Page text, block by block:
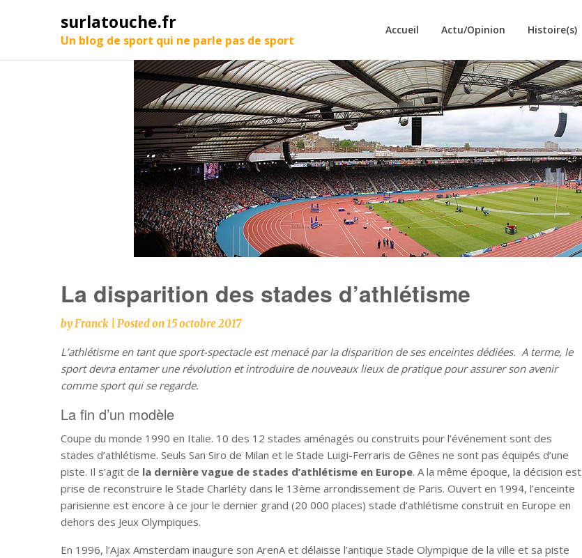
surlatouche.fr
Un blog de sport qui ne parle pas de sport
Accueil Actu/Opinion Histoire(s)
La disparition des stades d’athlétisme
byFranck Posted on15 octobre 2017
L’athlétisme en tant que sport-spectacle est menacé par la disparition de ses enceintes dédiées. A terme, le
sport devra entamer une révolution et introduire de nouveaux lieux de pratique pour assurer son avenir
comme sport qui se regarde.
La fin d’un modèle
Coupe du monde 1990 en Italie. 10 des 12 stades aménagés ou construits pour l’événement sont des
stades d’athlétisme. Seuls San Siro de Milan et le Stade Luigi-Ferraris de Gênes ne sont pas équipés d’une
piste. Il s’agit de la dernière vague de stades d’athlétisme en Europe. A la même époque, la décision est
prise de reconstruire le Stade Charléty dans le 13ème arrondissement de Paris. Ouvert en 1994, l’enceinte
parisienne est encore à ce jour le dernier grand (20 000 places) stade d’athlétisme construit en Europe en
dehors des Jeux Olympiques.
En 1996, l’Ajax Amsterdam inaugure son ArenA et délaisse l’antique Stade Olympique de la ville et sa piste